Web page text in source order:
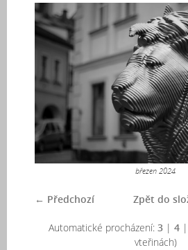
březen 2024
← Předchozí Zpět do
Automatické procházení: 3 | 4 |
vteřinách)